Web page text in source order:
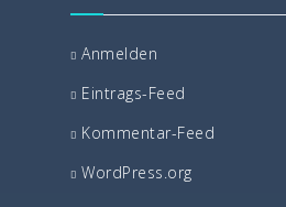
Anmelden
Eintrags-Feed
Kommentar-Feed
WordPress.org